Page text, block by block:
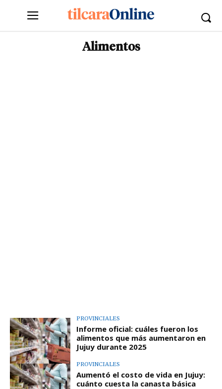
Alimentos
PROVINCIALES
Informe oficial: cuáles fueron los
alimentos que más aumentaron en
Jujuy durante 2025
PROVINCIALES
Aumentó el costo de vida en Jujuy:
cuánto cuesta la canasta básica